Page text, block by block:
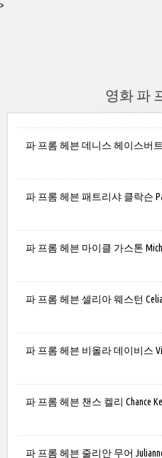
>
영화 파
파 프롬 헤븐 데니스 헤이스버트
파 프롬 헤븐 패트리샤 클락슨
파 프롬 헤븐 마이클 가스톤
파 프롬 헤븐 셀리아 웨스턴
파 프롬 헤븐 비올라 데이비스
파 프롬 헤븐 챈스 켈리 Chance
파 프롬 헤븐 줄리안 무어